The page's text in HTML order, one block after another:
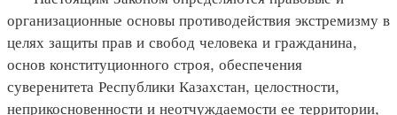
организационные основы противодействия экстремизму в
целях защиты прав и свобод человека и гражданина,
основ конституционного строя, обеспечения
суверенитета Республики Казахстан, целостности,
неприкосновенности и неотчуждаемости ее территории,